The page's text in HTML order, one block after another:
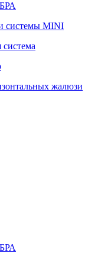
системы MINI
жалюзи